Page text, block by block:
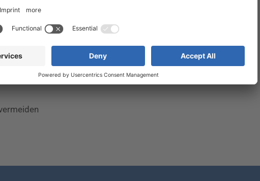
Systemlandschaft
eliminieren